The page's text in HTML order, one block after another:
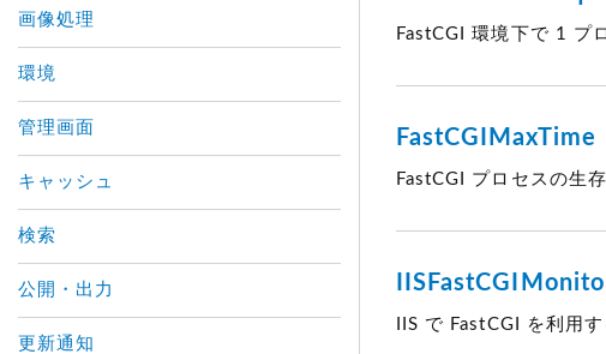
FastCGI 環境下で 1 プ
FastCGIMaxTime
FastCGI プロセスの生
IIS で FastCGI を利用
画像処理
環境
管理画面
キャッシュ
検索
公開・出力
更新通知